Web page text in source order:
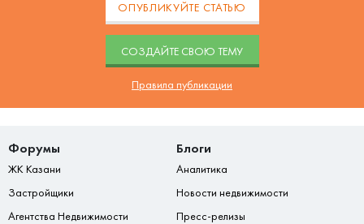
ОПУБЛИКУЙТЕ СТАТЬЮ
CОЗДАЙТЕ СВОЮ ТЕМУ
Правила публикации
Форумы
ЖК Казани
Застройщики
Агентства Недвижимости
Блоги
Аналитика
Новости недвижимости
Пресс-релизы